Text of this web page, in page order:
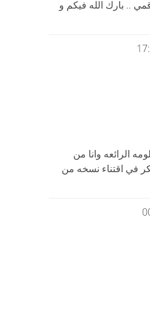
.. بارك الله فيكم و
الرائعه وانا من
في اقتناء نسخه من